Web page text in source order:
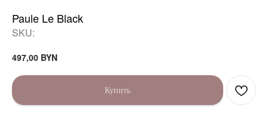
Paule Le Black
SKU:
497,00 BYN
Купить